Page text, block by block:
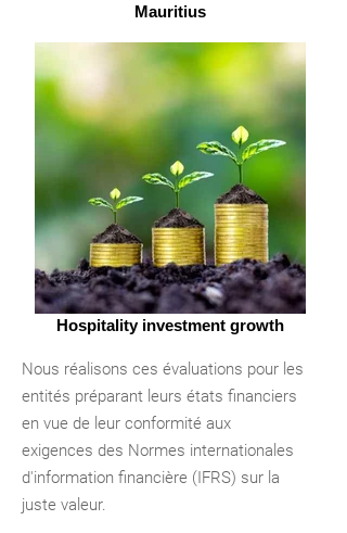
Mauritius
Hospitality investment growth
Nous réalisons ces évaluations pour les
entités préparant leurs états financiers
en vue de leur conformité aux
exigences des Normes internationales
d'information financière (IFRS) sur la
juste valeur.